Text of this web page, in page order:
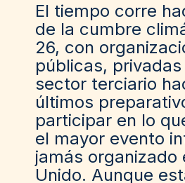
El tiempo corre
de la cumbre
26, con
públicas,
sector terciario
últimos
participar en lo
el mayor evento
jamás organizado
Unido. Aunque